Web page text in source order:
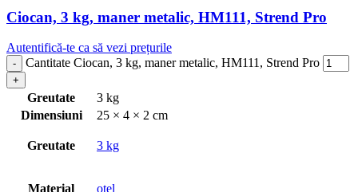
Ciocan, 3 kg, maner metalic, HM111, Strend Pro
Autentifică-te ca să vezi prețurile
Cantitate Ciocan, 3 kg, maner metalic, HM111, Strend Pro
Greutate
3 kg
Dimensiuni
25 × 4 × 2 cm
Greutate 3 kg
Material otel